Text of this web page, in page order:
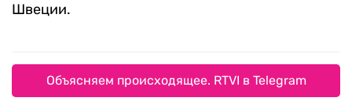
Швеции.
Объясняем происходящее. RTVI в Telegram